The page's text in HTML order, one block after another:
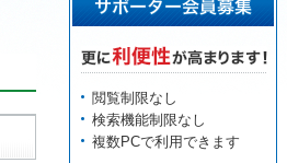
閲覧制限なし
検索機能制限なし
複数PCで利用できます